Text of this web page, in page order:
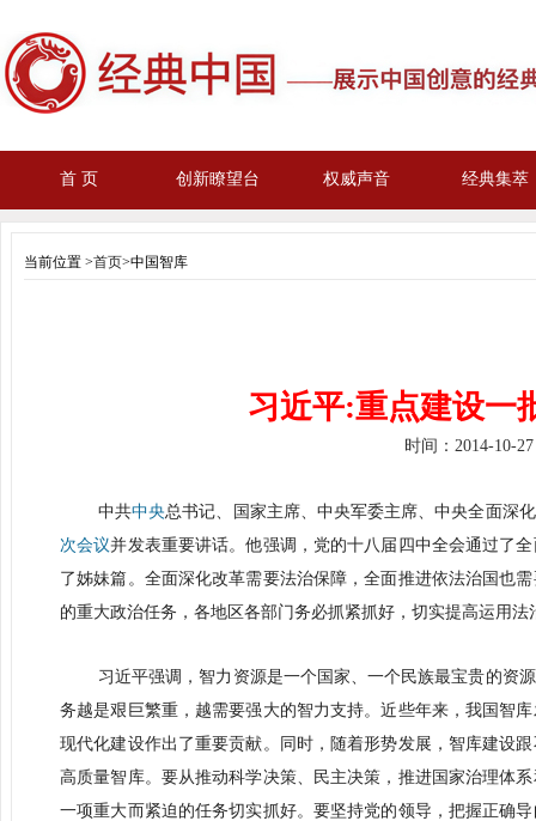
首 页 创新瞭望台 权威声音 经典集萃
当前位置 >首页>中国智库
习近平:重点建设一
时间： 2014-10-
中共中央总书记、国家主席、中央军委主席、中央全面深
次会议并发表重要讲话。他强调，党的十八届四中全会通过了
了姊妹篇。全面深化改革需要法治保障，全面推进依法治国也
的重大政治任务，各地区各部门务必抓紧抓好，切实提高运用
习近平强调，智力资源是一个国家、一个民族最宝贵的资
务越是艰巨繁重，越需要强大的智力支持。近些年来，我国智
现代化建设作出了重要贡献。同时，随着形势发展，智库建设
高质量智库。要从推动科学决策、民主决策，推进国家治理体
一项重大而紧迫的任务切实抓好。要坚持党的领导，把握正确